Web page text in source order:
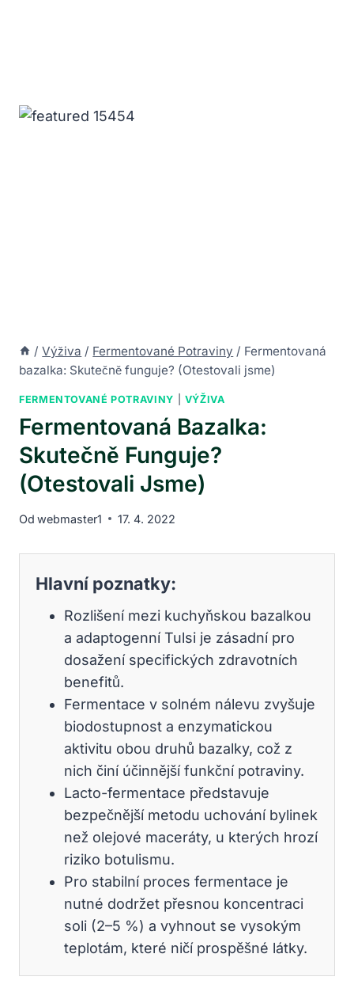
/ Výživa / Fermentované Potraviny / Fermentovaná
bazalka: Skutečně funguje? (Otestovali jsme)
FERMENTOVANÉ POTRAVINY VÝŽIVA
Fermentovaná Bazalka:
Skutečně Funguje?
(Otestovali Jsme)
Od webmaster1 17. 4. 2022
Hlavní poznatky:
Rozlišení mezi kuchyňskou bazalkou
a adaptogenní Tulsi je zásadní pro
dosažení specifických zdravotních
benefitů.
Fermentace v solném nálevu zvyšuje
biodostupnost a enzymatickou
aktivitu obou druhů bazalky, což z
nich činí účinnější funkční potraviny.
Lacto-fermentace představuje
bezpečnější metodu uchování bylinek
než olejové maceráty, u kterých hrozí
riziko botulismu.
Pro stabilní proces fermentace je
nutné dodržet přesnou koncentraci
soli (2–5 %) a vyhnout se vysokým
teplotám, které ničí prospěšné látky.